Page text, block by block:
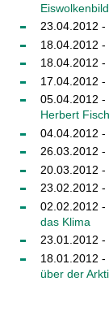
23.04.2012 -
18.04.2012 -
18.04.2012 -
17.04.2012 -
05.04.2012 -
Herbert
04.04.2012 -
26.03.2012 -
20.03.2012 -
23.02.2012 -
02.02.2012 -
das Klima
23.01.2012 -
18.01.2012 -
über der